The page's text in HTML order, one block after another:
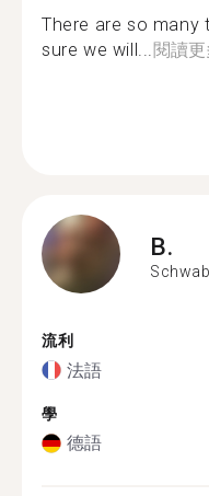
There are so many
sure we will...閱讀更
B.
流利
法語
學
德語